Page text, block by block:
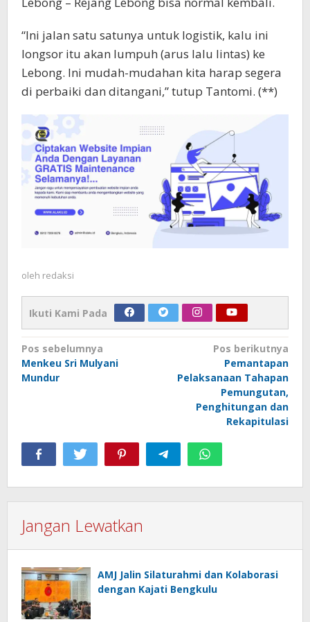
“Ini jalan satu satunya untuk logistik, kalu ini
longsor itu akan lumpuh (arus lalu lintas) ke
Lebong. Ini mudah-mudahan kita harap segera
di perbaiki dan ditangani,” tutup Tantomi. (**)
oleh redaksi
Ikuti Kami Pada
Navigasi
pos
Pos sebelumnya
Menkeu Sri Mulyani
Mundur
Pos berikutnya
Pemantapan
Pelaksanaan Tahapan
Pemungutan,
Penghitungan dan
Rekapitulasi
Jangan Lewatkan
AMJ Jalin Silaturahmi dan Kolaborasi
dengan Kajati Bengkulu